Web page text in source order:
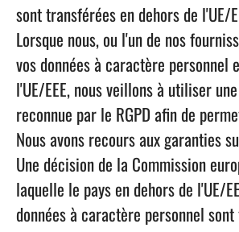
sont transférées en dehors de l'UE/
Lorsque nous, ou l'un de nos
vos données à caractère personnel
l'UE/EEE, nous veillons à utiliser
reconnue par le RGPD afin de
Nous avons recours aux garanties
Une décision de la Commission
laquelle le pays en dehors de l'UE/
données à caractère personnel